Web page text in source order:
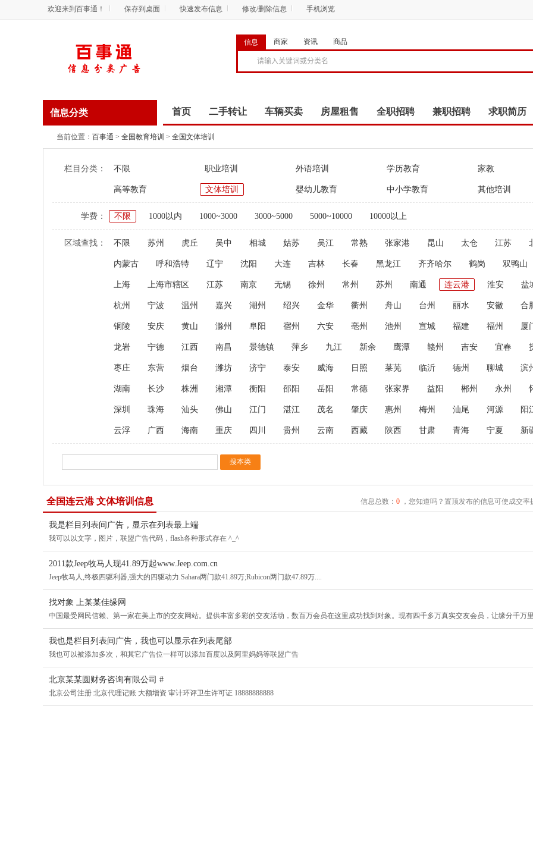
欢迎来到百事通！ 保存到桌面 快速发布信息 修改/删除信息 手机浏览
信息 商家 资讯 商品
信息分类 首页 二手转让 车辆买卖 房屋租售 全职招聘 兼职招聘 求职简历
商务服务
当前位置： 百事通 > 全国教育培训 > 全国文体培训
栏目分类： 不限 职业培训 外语培训 学历教育 家教
高等教育 文体培训 婴幼儿教育 中小学教育 其他培训
学费： 不限 1000以内 1000~3000 3000~5000 5000~10000 10000以上
区域查找： 不限 苏州 虎丘 吴中 相城 姑苏 吴江 常熟 张家港 昆山 太仓 江苏
内蒙古 呼和浩特 辽宁 沈阳 大连 吉林 长春 黑龙江 齐齐哈尔 鹤岗 双鸭山
上海 上海市辖区 江苏 南京 无锡 徐州 常州 苏州 南通 连云港 淮安 盐
杭州 宁波 温州 嘉兴 湖州 绍兴 金华 衢州 舟山 台州 丽水 安徽 合
铜陵 安庆 黄山 滁州 阜阳 宿州 六安 亳州 池州 宣城 福建 福州 厦
龙岩 宁德 江西 南昌 景德镇 萍乡 九江 新余 鹰潭 赣州 吉安 宜春
枣庄 东营 烟台 潍坊 济宁 泰安 威海 日照 莱芜 临沂 德州 聊城 滨
湖南 长沙 株洲 湘潭 衡阳 邵阳 岳阳 常德 张家界 益阳 郴州 永州
深圳 珠海 汕头 佛山 江门 湛江 茂名 肇庆 惠州 梅州 汕尾 河源 阳
云浮 广西 海南 重庆 四川 贵州 云南 西藏 陕西 甘肃 青海 宁夏 新
全国连云港 文体培训信息 信息总数： 0，您知道吗？置顶发布的信息可使成交率
我是栏目列表间广告，显示在列表最上端
我可以以文字，图片，联盟广告代码，flash各种形式存在 ^_^
2011款Jeep牧马人现41.89万起www.Jeep.com.cn
Jeep牧马人,终极四驱利器,强大的四驱动力.Sahara两门款41.89万;Rubicon两门款47.89万....
找对象 上某某佳缘网
中国最受网民信赖、第一家在美上市的交友网站。提供丰富多彩的交友活动，数百万会员在这里成功找到对象。现有四千多万真实交友会员，让缘分千万
我也是栏目列表间广告，我也可以显示在列表尾部
我也可以被添加多次，和其它广告位一样可以添加百度以及阿里妈妈等联盟广告
北京某某圆财务咨询有限公司 #
北京公司注册 北京代理记账 大额增资 审计环评卫生许可证 18888888888